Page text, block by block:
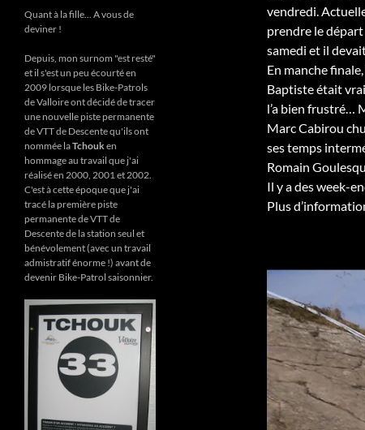
vendredi.
prendre le départ
samedi et il
En manche
Baptiste était
l’a bien frustré…
Marc Cabirou
ses temps
Romain
Il y a des week-
Plus
Quant à la fille... A vous de
deviner !
Depuis, mon surnom "est resté"
et il s'est un peu écourté en
2009 lorsque les Bike-Patrols
de Valloire ont décidé de tracer
une nouvelle piste permanente
de VTT de Descente qu'ils ont
nommée laTchouken
hommage au travail que j'ai
réalisé en 2000, 2001 et 2002.
C'est à cette époque que j'ai
tracé la première piste
permanente de VTT de
Descente de la station seul et
bénévolement (avec un travail
admistratif énorme !) avant de
devenir Bike-Patrol saisonnier.